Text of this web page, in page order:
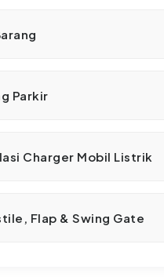
Parkir
Charger Mobil Listrik
Flap & Swing Gate